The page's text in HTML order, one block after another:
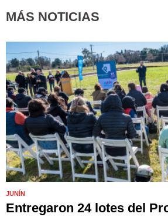
MÁS NOTICIAS
JUNÍN
Entregaron 24 lotes del